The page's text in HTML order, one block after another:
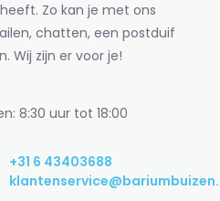
Zo kan je met ons
chatten, een postduif
Wij zijn er voor je!
8:30 uur tot 18:00
+31 6 43403688